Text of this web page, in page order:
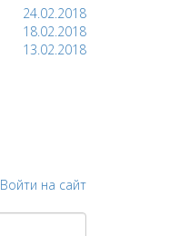
24.02.2018
18.02.2018
13.02.2018
Войти на сайт